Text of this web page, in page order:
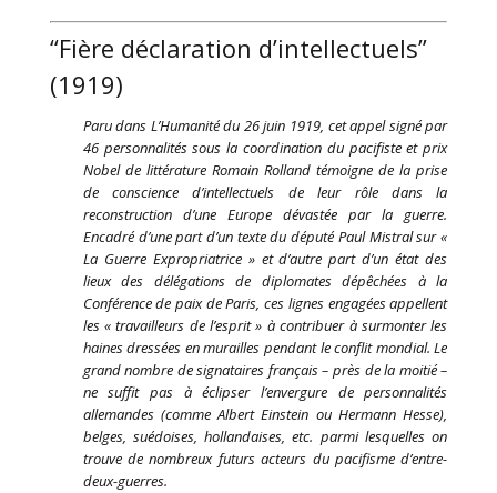
“Fière déclaration d’intellectuels”
(1919)
Paru dans L’Humanité du 26 juin 1919, cet appel signé par
46 personnalités sous la coordination du pacifiste et prix
Nobel de littérature Romain Rolland témoigne de la prise
de conscience d’intellectuels de leur rôle dans la
reconstruction d’une Europe dévastée par la guerre.
Encadré d’une part d’un texte du député Paul Mistral sur «
La Guerre Expropriatrice » et d’autre part d’un état des
lieux des délégations de diplomates dépêchées à la
Conférence de paix de Paris, ces lignes engagées appellent
les « travailleurs de l’esprit » à contribuer à surmonter les
haines dressées en murailles pendant le conflit mondial. Le
grand nombre de signataires français – près de la moitié –
ne suffit pas à éclipser l’envergure de personnalités
allemandes (comme Albert Einstein ou Hermann Hesse),
belges, suédoises, hollandaises, etc. parmi lesquelles on
trouve de nombreux futurs acteurs du pacifisme d’entre-
deux-guerres.